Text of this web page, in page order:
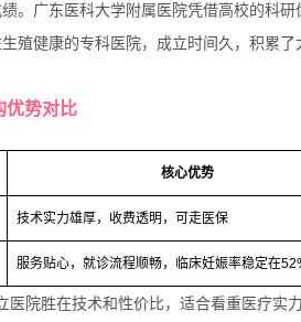
。广东医科大学附属医院凭借高校的科
殖健康的专科医院，成立时间久，积累了
优势对比
核心优势
技术实力雄厚，收费透明，可走医保
服务贴心，就诊流程顺畅，临床妊娠率稳定在
医院胜在技术和性价比，适合看重医疗实